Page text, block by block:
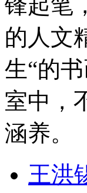
的人文
生“的
室中，
涵养。
王洪